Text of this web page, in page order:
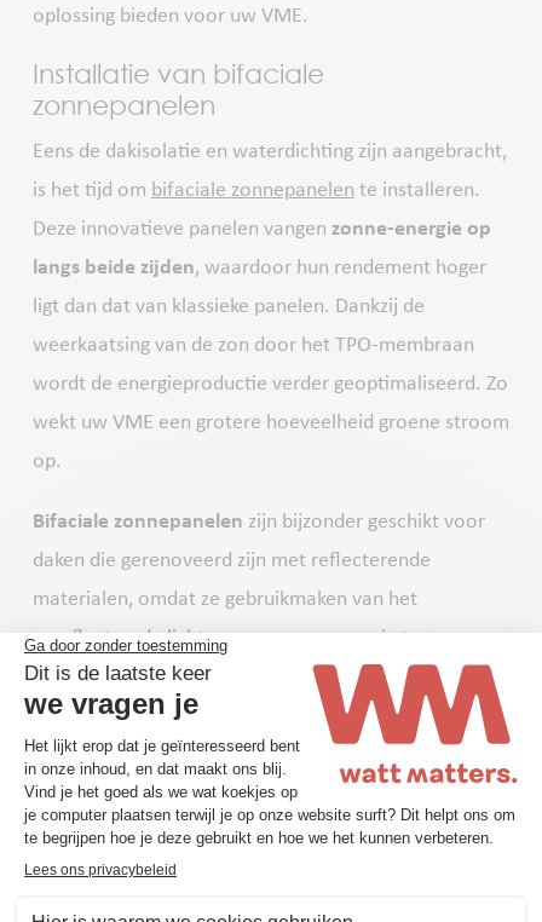
oplossing bieden voor uw VME.
Installatie van bifaciale
zonnepanelen
Eens de dakisolatie en waterdichting zijn aangebracht,
is het tijd om bifaciale zonnepanelen te installeren.
Deze innovatieve panelen vangen zonne-energie op
langs beide zijden, waardoor hun rendement hoger
ligt dan dat van klassieke panelen. Dankzij de
weerkaatsing van de zon door het TPO-membraan
wordt de energieproductie verder geoptimaliseerd. Zo
wekt uw VME een grotere hoeveelheid groene stroom
op.
Bifaciale zonnepanelen zijn bijzonder geschikt voor
daken die gerenoveerd zijn met reflecterende
materialen, omdat ze gebruikmaken van het
gereflecteerde licht om nog meer energie te
produceren.
Energiedeling
Zodra uw zonnepanelen geïnstalleerd zijn, kan het
overschot aan geproduceerde energiegedeeld